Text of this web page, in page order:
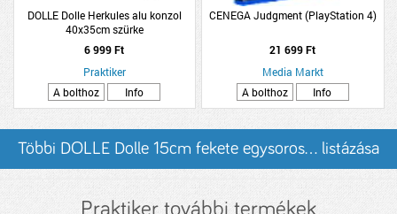
DOLLE Dolle Herkules alu konzol
40x35cm szürke
6 999 Ft
Praktiker
A bolthoz
Info
CENEGA Judgment (PlayStation 4)
21 699 Ft
Media Markt
A bolthoz
Info
Többi DOLLE Dolle 15cm fekete egysoros... listázása
Praktiker további termékek